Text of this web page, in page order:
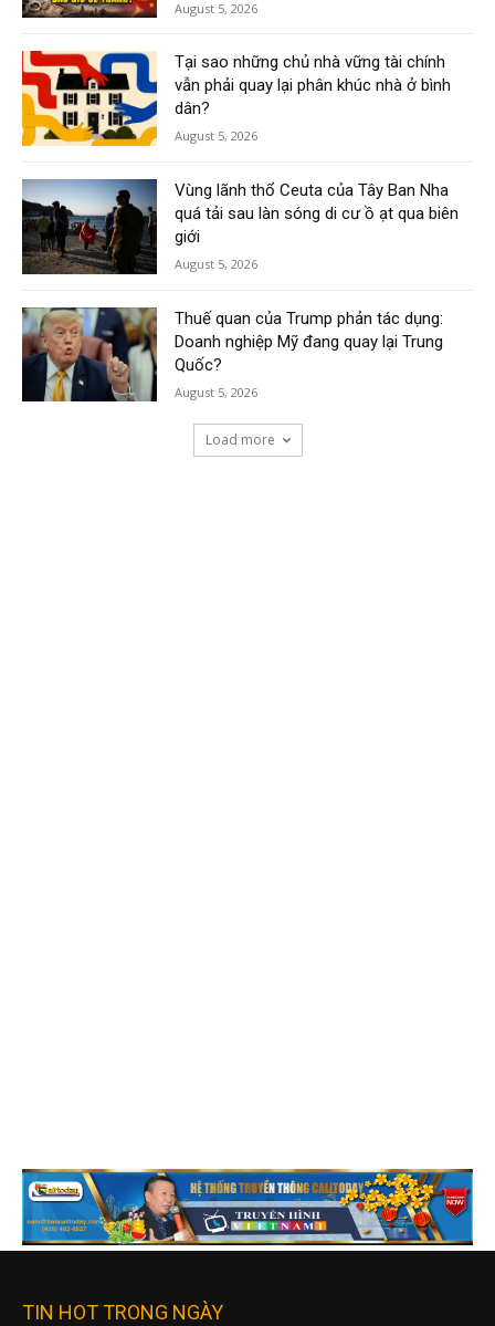
August 5, 2026
Tại sao những chủ nhà vững tài chính
vẫn phải quay lại phân khúc nhà ở bình
dân?
August 5, 2026
Vùng lãnh thổ Ceuta của Tây Ban Nha
quá tải sau làn sóng di cư ồ ạt qua biên
giới
August 5, 2026
Thuế quan của Trump phản tác dụng:
Doanh nghiệp Mỹ đang quay lại Trung
Quốc?
August 5, 2026
Load more
TIN HOT TRONG NGÀY